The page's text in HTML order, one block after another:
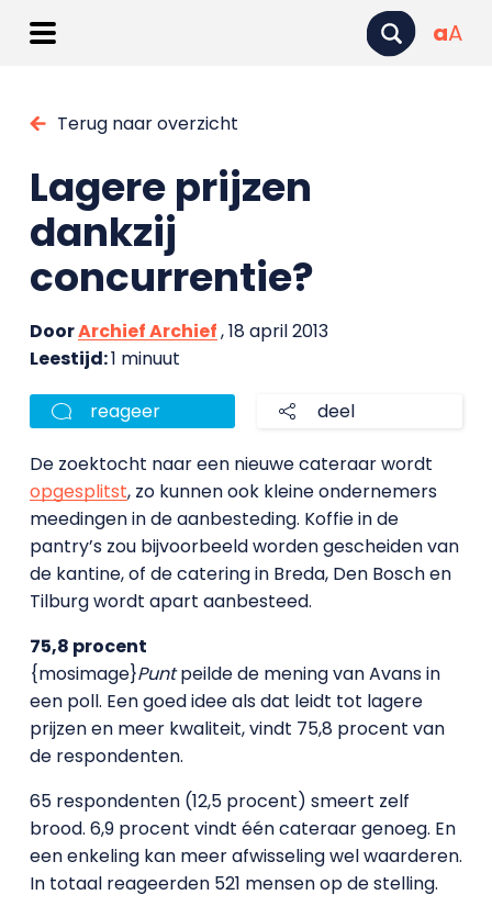
aA
Terug naar overzicht
Lagere prijzen
dankzij
concurrentie?
DoorArchief Archief, 18 april 2013
Leestijd:1 minuut
reageer deel
De zoektocht naar een nieuwe cateraar wordt
opgesplitst, zo kunnen ook kleine ondernemers
meedingen in de aanbesteding. Koffie in de
pantry’s zou bijvoorbeeld worden gescheiden van
de kantine, of de catering in Breda, Den Bosch en
Tilburg wordt apart aanbesteed.
75,8 procent
{mosimage}Puntpeilde de mening van Avans in
een poll. Een goed idee als dat leidt tot lagere
prijzen en meer kwaliteit, vindt 75,8 procent van
de respondenten.
65 respondenten (12,5 procent) smeert zelf
brood. 6,9 procent vindt één cateraar genoeg. En
een enkeling kan meer afwisseling wel waarderen.
In totaal reageerden 521 mensen op de stelling.